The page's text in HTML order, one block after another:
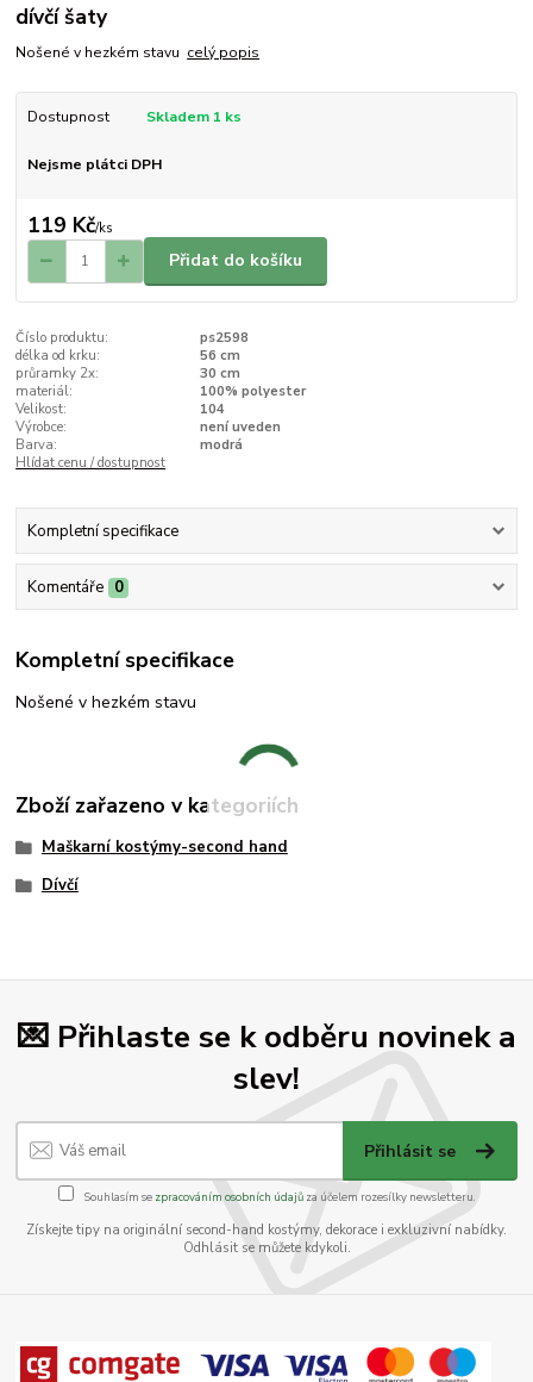
dívčí šaty
Nošené v hezkém stavu celý popis
Dostupnost Skladem 1 ks
Nejsme plátci DPH
119 Kč/ks
Přidat do košíku
Číslo produktu:
ps2598
délka od krku:
56 cm
průramky 2x:
30 cm
materiál:
100% polyester
Velikost:
104
Výrobce:
není uveden
Barva:
modrá
Hlídat cenu / dostupnost
Kompletní specifikace
Komentáře 0
Kompletní specifikace
Nošené v hezkém stavu
Zboží zařazeno v kategoriích
Maškarní kostýmy-second hand
Dívčí
💌 Přihlaste se k odběru novinek a
slev!
Přihlásit se
Souhlasím se zpracováním osobních údajůza účelem rozesílky newsletteru.
Získejte tipy na originální second-hand kostýmy, dekorace i exkluzivní nabídky.
Odhlásit se můžete kdykoli.